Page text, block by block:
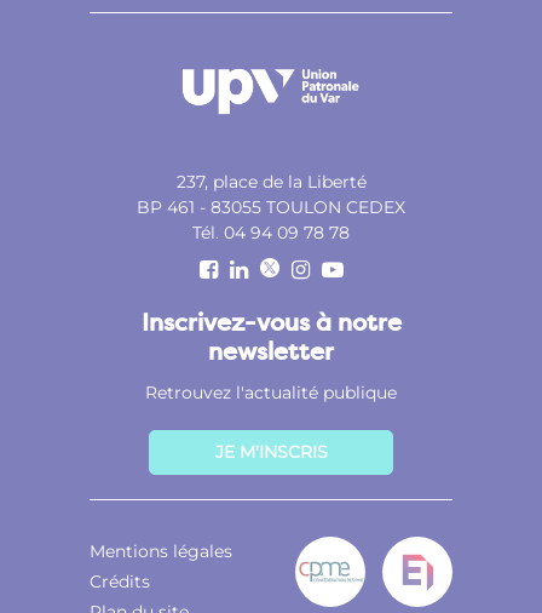
237, place de la Liberté
BP 461 - 83055 TOULON CEDEX
Tél. 04 94 09 78 78
Inscrivez-vous à notre
newsletter
Retrouvez l'actualité publique
JE M'INSCRIS
Mentions légales
Crédits